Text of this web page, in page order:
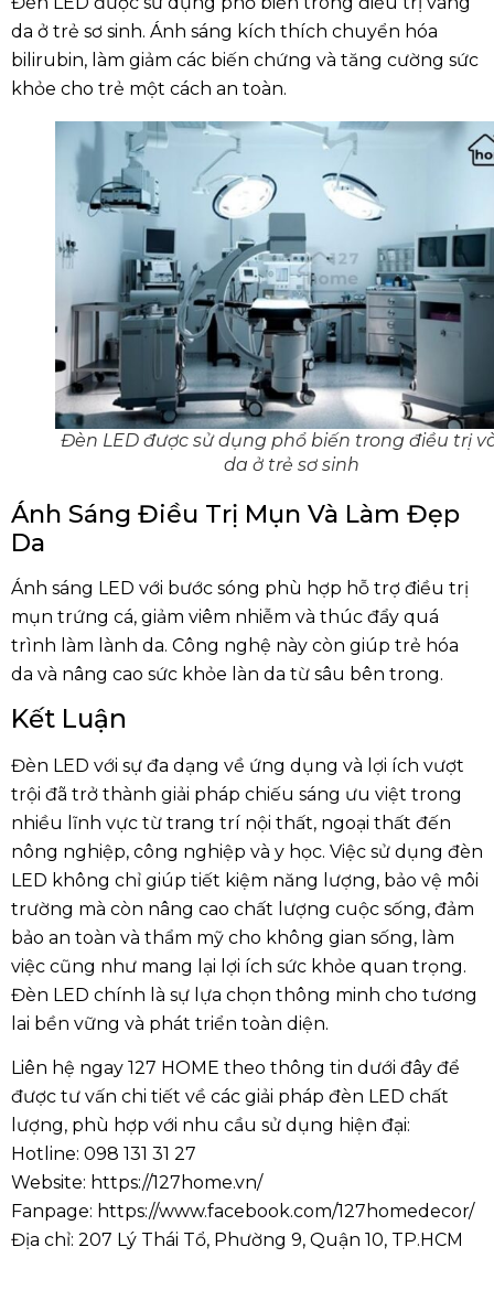
da ở trẻ sơ sinh. Ánh sáng kích thích chuyển hóa
bilirubin, làm giảm các biến chứng và tăng cường sức
khỏe cho trẻ một cách an toàn.
Đèn LED được sử dụng phổ biến trong điều trị
da ở trẻ sơ sinh
Ánh Sáng Điều Trị Mụn Và Làm Đẹp
Da
Ánh sáng LED với bước sóng phù hợp hỗ trợ điều trị
mụn trứng cá, giảm viêm nhiễm và thúc đẩy quá
trình làm lành da. Công nghệ này còn giúp trẻ hóa
da và nâng cao sức khỏe làn da từ sâu bên trong.
Kết Luận
Đèn LED với sự đa dạng về ứng dụng và lợi ích vượt
trội đã trở thành giải pháp chiếu sáng ưu việt trong
nhiều lĩnh vực từ trang trí nội thất, ngoại thất đến
nông nghiệp, công nghiệp và y học. Việc sử dụng đèn
LED không chỉ giúp tiết kiệm năng lượng, bảo vệ môi
trường mà còn nâng cao chất lượng cuộc sống, đảm
bảo an toàn và thẩm mỹ cho không gian sống, làm
việc cũng như mang lại lợi ích sức khỏe quan trọng.
Đèn LED chính là sự lựa chọn thông minh cho tương
lai bền vững và phát triển toàn diện.
Liên hệ ngay 127 HOME theo thông tin dưới đây để
được tư vấn chi tiết về các giải pháp đèn LED chất
lượng, phù hợp với nhu cầu sử dụng hiện đại:
Hotline: 098 131 31 27
Website: https://127home.vn/
Fanpage: https://www.facebook.com/127homedecor/
Địa chỉ: 207 Lý Thái Tổ, Phường 9, Quận 10, TP.HCM